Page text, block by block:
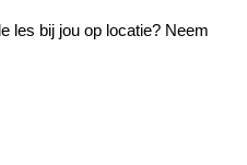
les bij jou op locatie? Neem